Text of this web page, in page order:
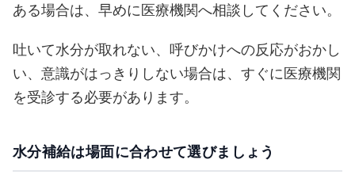
ある場合は、早めに医療機関へ相談してください。
吐いて水分が取れない、呼びかけへの反応がおかし
い、意識がはっきりしない場合は、すぐに医療機関
を受診する必要があります。
水分補給は場面に合わせて選びましょう